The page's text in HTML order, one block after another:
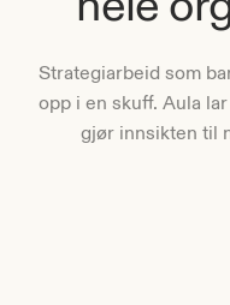
Strategiarbeid som
opp i en skuff. Aula
gjør innsikten til